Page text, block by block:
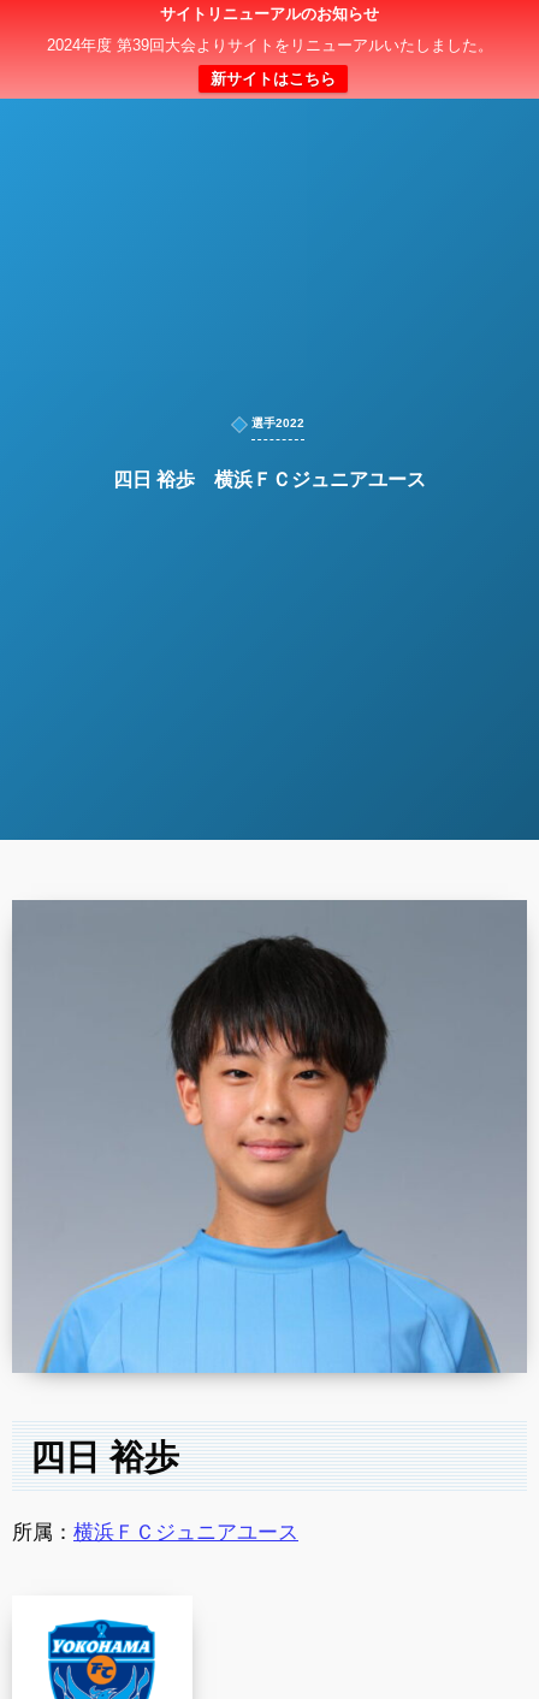
サイトリニューアルのお知らせ
2024年度 第39回大会よりサイトをリニューアルいたしました。
新サイトはこちら
日本クラブユースサッカー選手権（U-15）大会
選手2022
四日 裕歩 横浜ＦＣジュニアユース
四日 裕歩
所属： 横浜ＦＣジュニアユース